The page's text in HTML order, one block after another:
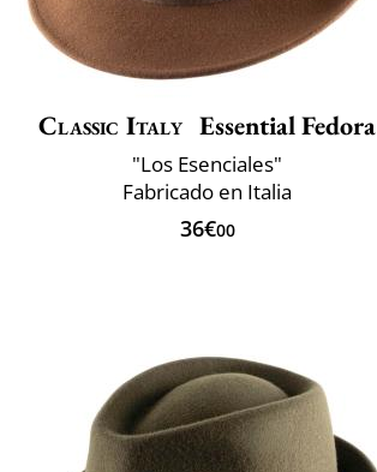
Classic Italy Essential Fedora
"Los Esenciales"
Fabricado en Italia
36€00